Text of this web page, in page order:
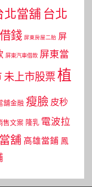
北當舖 台北
錢 屏東房屋二胎 屏
屏東汽車借款 屏東當
未上市股票植
舖金融 瘦臉 皮秒
售文案 隆乳 電波拉
舖 高雄當鋪 鳳